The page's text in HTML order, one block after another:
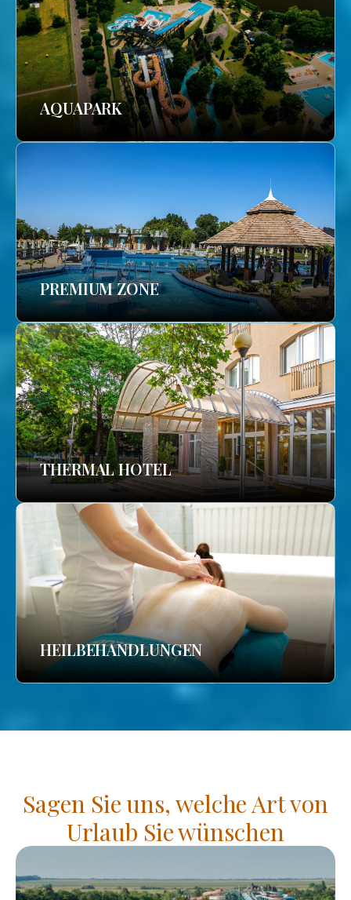
AQUAPARK
PREMIUM ZONE
THERMAL HOTEL
HEILBEHANDLUNGEN
Sagen Sie uns, welche Art von
Urlaub Sie wünschen